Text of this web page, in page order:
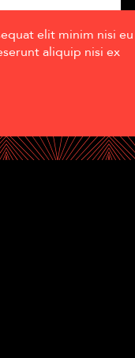
elit minim nisi eu
aliquip nisi ex